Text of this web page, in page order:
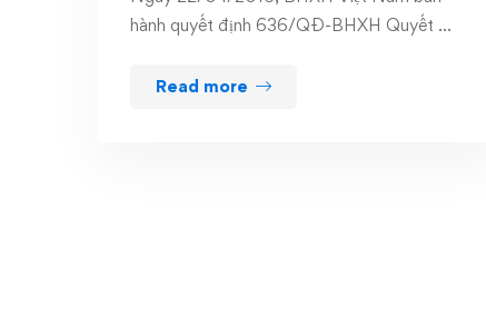
hành quyết định 636/QĐ-BHXH Quyết …
Read more